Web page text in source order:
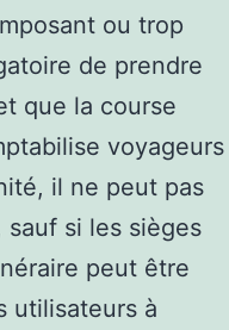
ou trop
de prendre
que la course
voyageurs
il ne peut pas
si les sièges
peut être
utilisateurs à